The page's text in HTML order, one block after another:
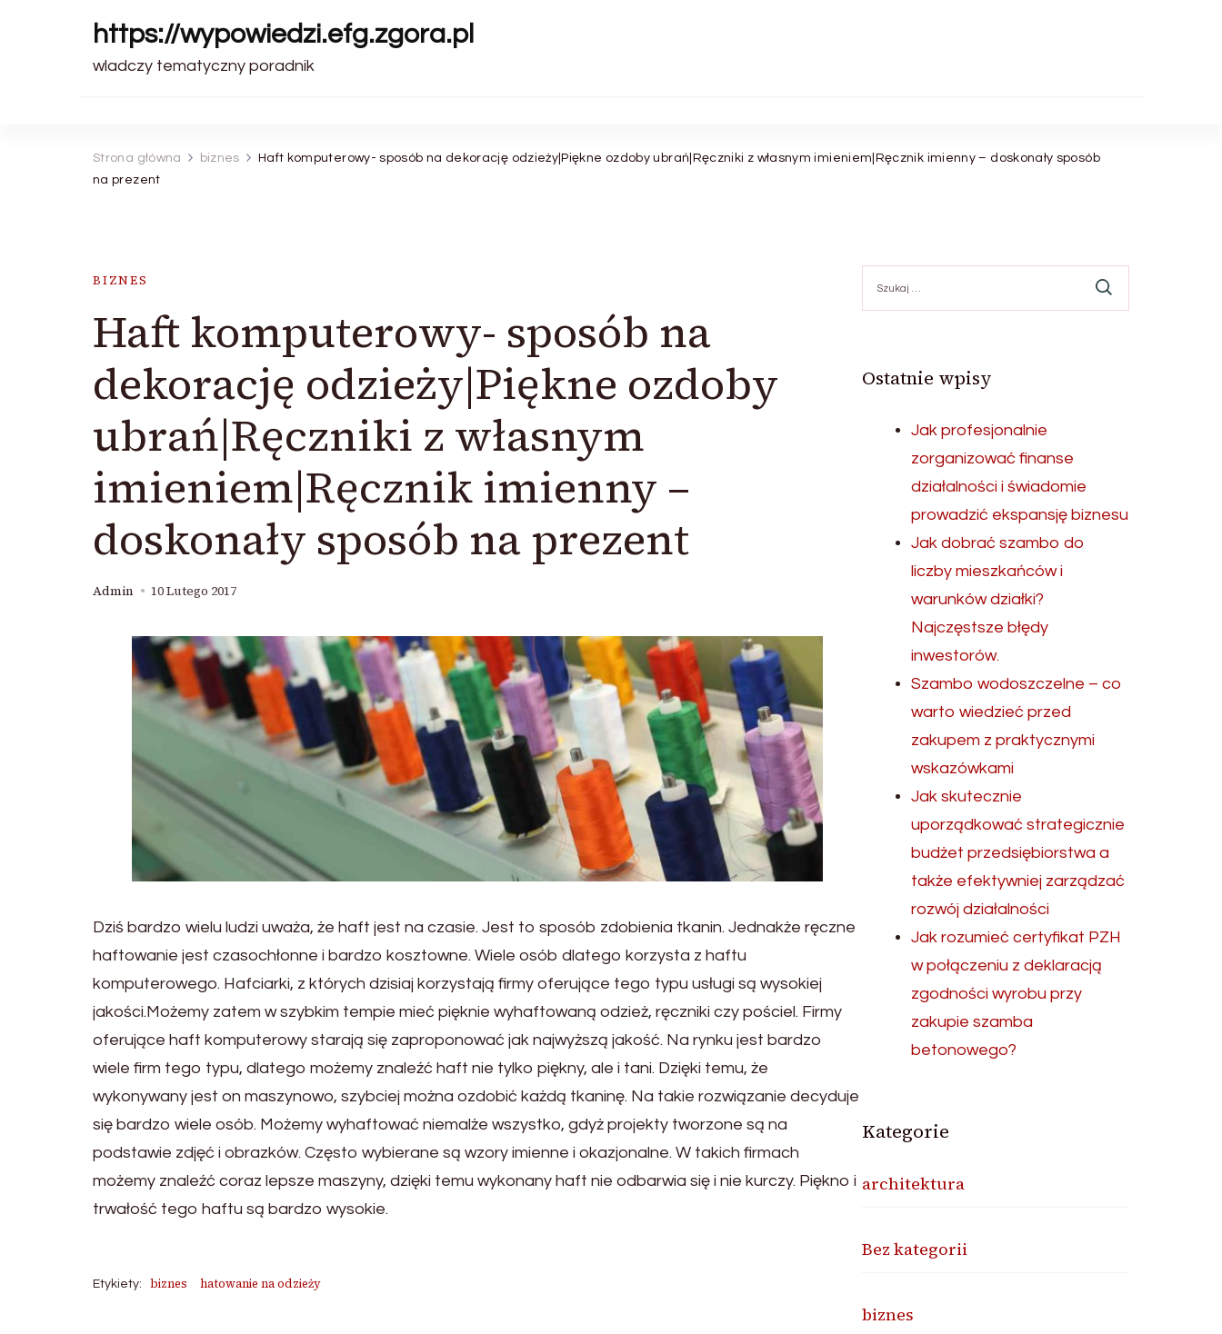
https://wypowiedzi.efg.zgora.pl
wladczy tematyczny poradnik
Strona główna biznes
Haft komputerowy- sposób na dekorację odzieży|Piękne ozdoby ubrań|Ręczniki z własnym imieniem|Ręcznik imienny – doskonały sposób
na prezent
BIZNES
Haft komputerowy- sposób na
dekorację odzieży|Piękne ozdoby
ubrań|Ręczniki z własnym
imieniem|Ręcznik imienny –
doskonały sposób na prezent
Admin 10 Lutego 2017
Dziś bardzo wielu ludzi uważa, że haft jest na czasie. Jest to sposób zdobienia tkanin. Jednakże ręczne
haftowanie jest czasochłonne i bardzo kosztowne. Wiele osób dlatego korzysta z haftu
komputerowego. Hafciarki, z których dzisiaj korzystają firmy oferujące tego typu usługi są wysokiej
jakości.Możemy zatem w szybkim tempie mieć pięknie wyhaftowaną odzież, ręczniki czy pościel. Firmy
oferujące haft komputerowy starają się zaproponować jak najwyższą jakość. Na rynku jest bardzo
wiele firm tego typu, dlatego możemy znaleźć haft nie tylko piękny, ale i tani. Dzięki temu, że
wykonywany jest on maszynowo, szybciej można ozdobić każdą tkaninę. Na takie rozwiązanie decyduje
się bardzo wiele osób. Możemy wyhaftować niemalże wszystko, gdyż projekty tworzone są na
podstawie zdjęć i obrazków. Często wybierane są wzory imienne i okazjonalne. W takich firmach
możemy znaleźć coraz lepsze maszyny, dzięki temu wykonany haft nie odbarwia się i nie kurczy. Piękno i
trwałość tego haftu są bardzo wysokie.
Etykiety: biznes hatowanie na odzieży
Ostatnie wpisy
Jak profesjonalnie
zorganizować finanse
działalności i świadomie
prowadzić ekspansję biznesu
Jak dobrać szambo do
liczby mieszkańców i
warunków działki?
Najczęstsze błędy
inwestorów.
Szambo wodoszczelne – co
warto wiedzieć przed
zakupem z praktycznymi
wskazówkami
Jak skutecznie
uporządkować strategicznie
budżet przedsiębiorstwa a
także efektywniej zarządzać
rozwój działalności
Jak rozumieć certyfikat PZH
w połączeniu z deklaracją
zgodności wyrobu przy
zakupie szamba
betonowego?
Kategorie
architektura
Bez kategorii
biznes